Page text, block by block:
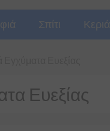
Σπίτι Κεριά
Ευεξίας